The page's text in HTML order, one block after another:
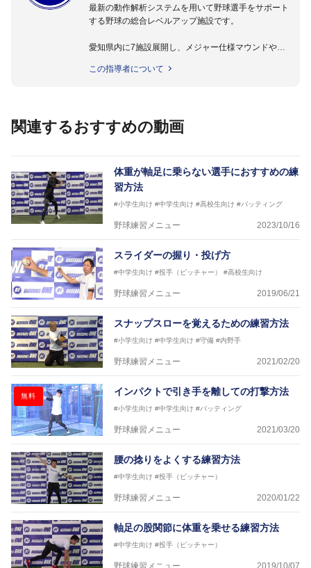
最新の動作解析システムを用いて野球選手をサポート
する野球の総合レベルアップ施設です。
愛知県内に7施設展開し、メジャー仕様マウンドやト
動作解析システムを用いて、小学生からプロ野球選手
この指導者について
関連するおすすめの動画
体重が軸足に乗らない選手におすすめの練
習方法
#小学生向け #中学生向け #高校生向け #バッティング
野球練習メニュー 2023/10/16
スライダーの握り・投げ方
#中学生向け #投手（ピッチャー） #高校生向け
野球練習メニュー 2019/06/21
スナップスローを覚えるための練習方法
#小学生向け #中学生向け #守備 #内野手
野球練習メニュー 2021/02/20
無料 インパクトで引き手を離しての打撃方法
#小学生向け #中学生向け #バッティング
野球練習メニュー 2021/03/20
腰の捻りをよくする練習方法
#中学生向け #投手（ピッチャー）
野球練習メニュー 2020/01/22
軸足の股関節に体重を乗せる練習方法
#中学生向け #投手（ピッチャー）
野球練習メニュー 2019/10/07